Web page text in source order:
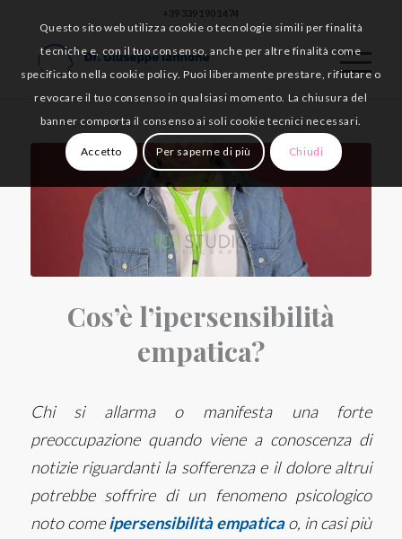
+39 339 190 1474
Cos’è l’ipersensibilità
empatica?
Chi si allarma o manifesta una forte
preoccupazione quando viene a conoscenza di
notizie riguardanti la sofferenza e il dolore altrui
potrebbe soffrire di un fenomeno psicologico
noto comeipersensibilità empaticao, in casi più
Questo sito web utilizza cookie o tecnologie simili per finalità
tecniche e, con il tuo consenso, anche per altre finalità come
specificato nella cookie policy. Puoi liberamente prestare, rifiutare o
revocare il tuo consenso in qualsiasi momento. La chiusura del
banner comporta il consenso ai soli cookie tecnici necessari.
Accetto Per saperne di più Chiudi